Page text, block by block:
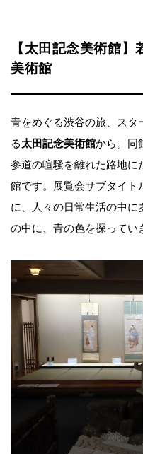
【太田記念美術館
美術館
青をめぐる渋谷の旅、スタ
る太田記念美術館から。同
参道の喧騒を離れた路地に
館です。展覧会サブタイト
に、人々の日常生活の中に
の中に、青の色を探ってい